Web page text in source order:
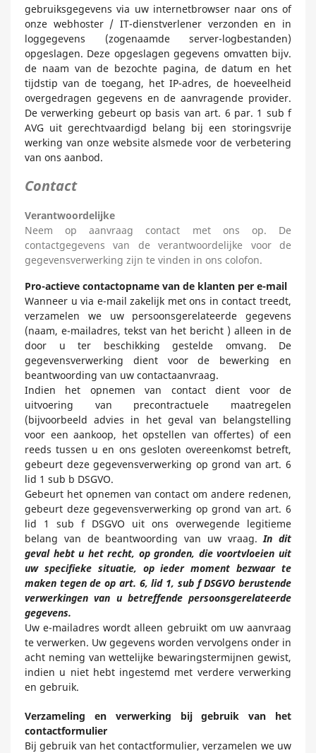
gebruiksgegevens via uw internetbrowser naar ons of
onze webhoster / IT-dienstverlener verzonden en in
loggegevens (zogenaamde server-logbestanden)
opgeslagen. Deze opgeslagen gegevens omvatten bijv.
de naam van de bezochte pagina, de datum en het
tijdstip van de toegang, het IP-adres, de hoeveelheid
overgedragen gegevens en de aanvragende provider.
De verwerking gebeurt op basis van art. 6 par. 1 sub f
AVG uit gerechtvaardigd belang bij een storingsvrije
werking van onze website alsmede voor de verbetering
van ons aanbod.
Contact
Verantwoordelijke
Neem op aanvraag contact met ons op. De
contactgegevens van de verantwoordelijke voor de
gegevensverwerking zijn te vinden in ons colofon.
Pro-actieve contactopname van de klanten per e-mail
Wanneer u via e-mail zakelijk met ons in contact treedt,
verzamelen we uw persoonsgerelateerde gegevens
(naam, e-mailadres, tekst van het bericht ) alleen in de
door u ter beschikking gestelde omvang. De
gegevensverwerking dient voor de bewerking en
beantwoording van uw contactaanvraag.
Indien het opnemen van contact dient voor de
uitvoering van precontractuele maatregelen
(bijvoorbeeld advies in het geval van belangstelling
voor een aankoop, het opstellen van offertes) of een
reeds tussen u en ons gesloten overeenkomst betreft,
gebeurt deze gegevensverwerking op grond van art. 6
lid 1 sub b DSGVO.
Gebeurt het opnemen van contact om andere redenen,
gebeurt deze gegevensverwerking op grond van art. 6
lid 1 sub f DSGVO uit ons overwegende legitieme
belang van de beantwoording van uw vraag.In dit
geval hebt u het recht, op gronden, die voortvloeien uit
uw specifieke situatie, op ieder moment bezwaar te
maken tegen de op art. 6, lid 1, sub f DSGVO berustende
verwerkingen van u betreffende persoonsgerelateerde
gegevens.
Uw e-mailadres wordt alleen gebruikt om uw aanvraag
te verwerken. Uw gegevens worden vervolgens onder in
acht neming van wettelijke bewaringstermijnen gewist,
indien u niet hebt ingestemd met verdere verwerking
en gebruik.
Verzameling en verwerking bij gebruik van het
contactformulier
Bij gebruik van het contactformulier, verzamelen we uw